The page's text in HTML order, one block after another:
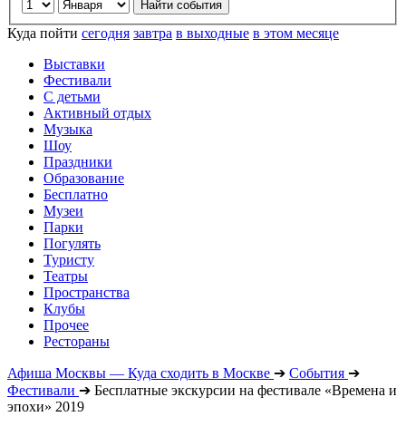
Куда пойти сегодня завтра в выходные в этом месяце
Выставки
Фестивали
С детьми
Активный отдых
Музыка
Шоу
Праздники
Образование
Бесплатно
Музеи
Парки
Погулять
Туристу
Театры
Пространства
Клубы
Прочее
Рестораны
Афиша Москвы — Куда сходить в Москве ➔ События ➔
Фестивали ➔ Бесплатные экскурсии на фестивале «Времена и
эпохи» 2019